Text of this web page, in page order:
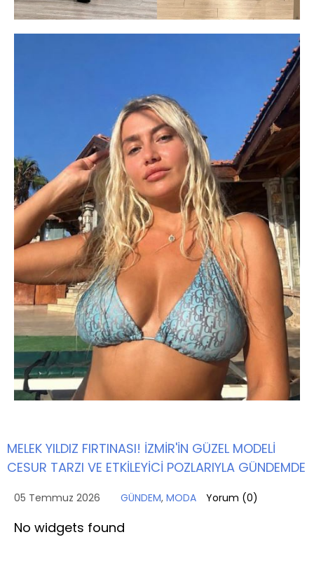
MELEK YILDIZ FIRTINASI! İZMİR'İN GÜZEL MODELİ
CESUR TARZI VE ETKİLEYİCİ POZLARIYLA GÜNDEMDE
05 Temmuz 2026 GÜNDEM, MODA Yorum (0)
No widgets found